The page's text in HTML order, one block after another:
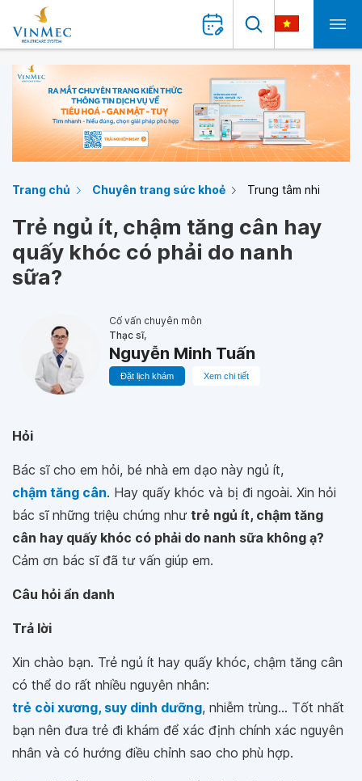
Trang chủ Chuyên trang sức khoẻ Trung tâm nhi
Trẻ ngủ ít, chậm tăng cân hay
quấy khóc có phải do nanh
sữa?
Cố vấn chuyên môn
Thạc sĩ,
Nguyễn Minh Tuấn
Đặt lịch khám Xem chi tiết
Hỏi
Bác sĩ cho em hỏi, bé nhà em dạo này ngủ ít,
chậm tăng cân. Hay quấy khóc và bị đi ngoài. Xin hỏi
bác sĩ những triệu chứng như trẻ ngủ ít, chậm tăng
cân hay quấy khóc có phải do nanh sữa không ạ?
Cảm ơn bác sĩ đã tư vấn giúp em.
Câu hỏi ẩn danh
Trả lời
Xin chào bạn. Trẻ ngủ ít hay quấy khóc, chậm tăng cân
có thể do rất nhiều nguyên nhân:
trẻ còi xương, suy dinh dưỡng, nhiễm trùng... Tốt nhất
bạn nên đưa trẻ đi khám để xác định chính xác nguyên
nhân và có hướng điều chỉnh sao cho phù hợp.